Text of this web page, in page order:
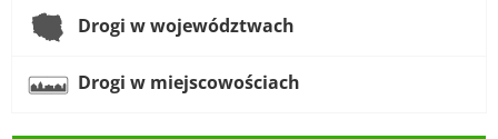
Drogi w województwach
Drogi w miejscowościach